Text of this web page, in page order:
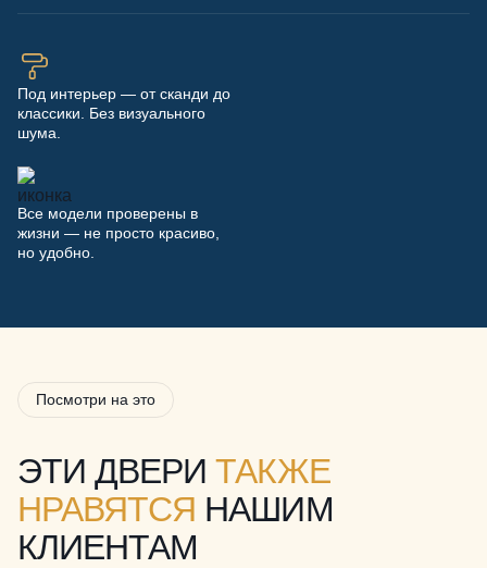
Под интерьер — от сканди до
классики. Без визуального
шума.
Все модели проверены в
жизни — не просто красиво,
но удобно.
Посмотри на это
ЭТИ ДВЕРИТАКЖЕ
НРАВЯТСЯ НАШИМ
КЛИЕНТАМ